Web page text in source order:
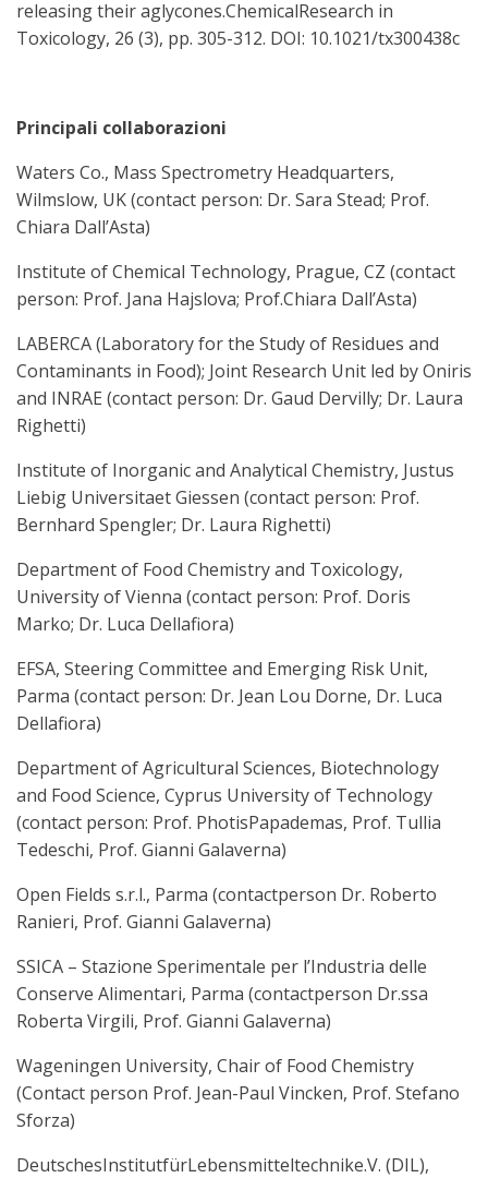
releasing their aglycones.ChemicalResearch in
Toxicology, 26 (3), pp. 305-312. DOI: 10.1021/tx300438c
Principali collaborazioni
Waters Co., Mass Spectrometry Headquarters,
Wilmslow, UK (contact person: Dr. Sara Stead; Prof.
Chiara Dall’Asta)
Institute of Chemical Technology, Prague, CZ (contact
person: Prof. Jana Hajslova; Prof.Chiara Dall’Asta)
LABERCA (Laboratory for the Study of Residues and
Contaminants in Food); Joint Research Unit led by Oniris
and INRAE (contact person: Dr. Gaud Dervilly; Dr. Laura
Righetti)
Institute of Inorganic and Analytical Chemistry, Justus
Liebig Universitaet Giessen (contact person: Prof.
Bernhard Spengler; Dr. Laura Righetti)
Department of Food Chemistry and Toxicology,
University of Vienna (contact person: Prof. Doris
Marko; Dr. Luca Dellafiora)
EFSA, Steering Committee and Emerging Risk Unit,
Parma (contact person: Dr. Jean Lou Dorne, Dr. Luca
Dellafiora)
Department of Agricultural Sciences, Biotechnology
and Food Science, Cyprus University of Technology
(contact person: Prof. PhotisPapademas, Prof. Tullia
Tedeschi, Prof. Gianni Galaverna)
Open Fields s.r.l., Parma (contactperson Dr. Roberto
Ranieri, Prof. Gianni Galaverna)
SSICA – Stazione Sperimentale per l’Industria delle
Conserve Alimentari, Parma (contactperson Dr.ssa
Roberta Virgili, Prof. Gianni Galaverna)
Wageningen University, Chair of Food Chemistry
(Contact person Prof. Jean-Paul Vincken, Prof. Stefano
Sforza)
DeutschesInstitutfürLebensmitteltechnike.V. (DIL),